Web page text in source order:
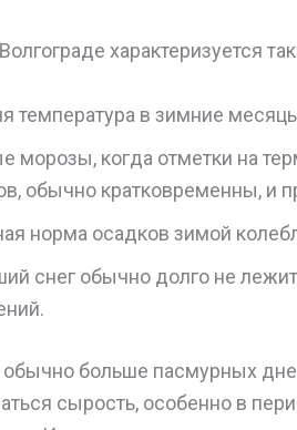
характеризуется
температура в зимние
морозы, когда отметки на
обычно кратковременны, и
норма осадков зимой
снег обычно долго не
больше пасмурных
сырость, особенно в